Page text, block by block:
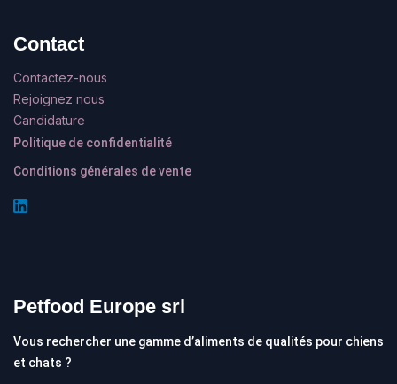
Contact
Contactez-nous
Rejoignez nous
Candidature
Politique de confidentialité
Conditions générales de vente
Petfood Europe srl
Vous rechercher une gamme d’aliments de qualités pour chiens
et chats ?